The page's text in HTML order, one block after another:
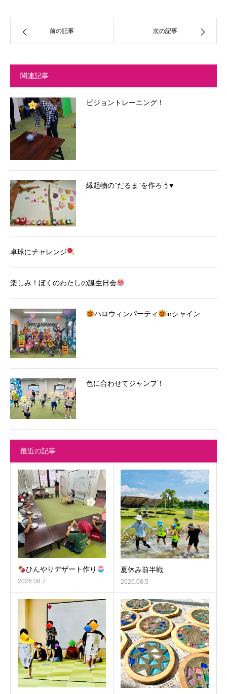
前の記事 次の記事
関連記事
ビジョントレーニング！
縁起物の”だるま”を作ろう♥️
卓球にチャレンジ
楽しみ！ぼくのわたしの誕生日会
ハロウィンパーティ inシャイン
色に合わせてジャンプ！
最近の記事
ひんやりデザート作り
2026.08.7
夏休み前半戦
2026.08.5